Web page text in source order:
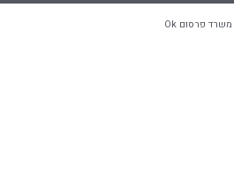
משרד פרסום Ok